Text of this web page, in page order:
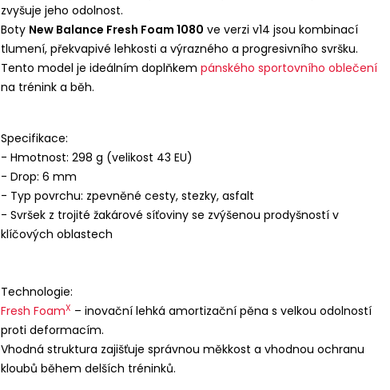
zvyšuje jeho odolnost.
Boty New Balance Fresh Foam 1080 ve verzi v14 jsou kombinací
tlumení, překvapivé lehkosti a výrazného a progresivního svršku.
Tento model je ideálním doplňkem pánského sportovního oblečení
na trénink a běh.
Specifikace:
- Hmotnost: 298 g (velikost 43 EU)
- Drop: 6 mm
- Typ povrchu: zpevněné cesty, stezky, asfalt
- Svršek z trojité žakárové síťoviny se zvýšenou prodyšností v
klíčových oblastech
Technologie:
Fresh FoamX – inovační lehká amortizační pěna s velkou odolností
proti deformacím.
Vhodná struktura zajišťuje správnou měkkost a vhodnou ochranu
kloubů během delších tréninků.